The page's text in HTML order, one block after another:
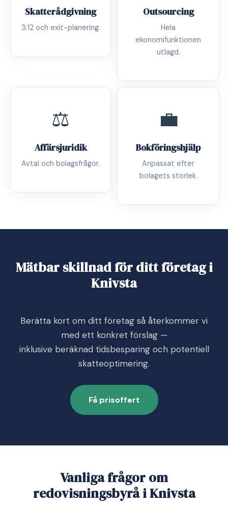
Skatterådgivning
3:12 och exit-planering.
Outsourcing
Hela
ekonomifunktionen
utlagd.
⚖️
Affärsjuridik
Avtal och bolagsfrågor.
💼
Bokföringshjälp
Anpassat efter
bolagets storlek.
Mätbar skillnad för ditt företag i
Knivsta
Berätta kort om ditt företag så återkommer vi
med ett konkret förslag —
inklusive beräknad tidsbesparing och potentiell
skatteoptimering.
Få prisoffert
Vanliga frågor om
redovisningsbyrå i Knivsta